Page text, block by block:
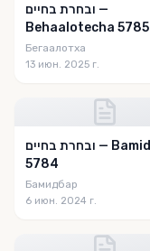
ובחרת בחיים —
Behaalotecha 5785
Бегаалотха
13 июн. 2025 г.
ובחרת בחיים — Bamidbar
5784
Бамидбар
6 июн. 2024 г.